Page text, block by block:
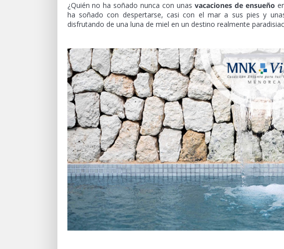
¿Quién no ha soñado nunca con unasvacaciones de ensueño
ha soñado con despertarse, casi con el mar a sus pies y
disfrutando de una luna de miel en un destino realmente